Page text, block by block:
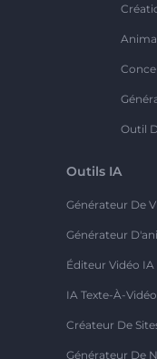
Outil
Outils IA
Générateur De
Générateur
Éditeur Vidéo IA
IA Texte-À-Vidéo
Créateur De
Générateur De